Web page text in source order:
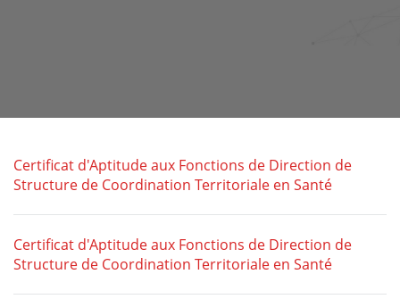
Certificat d'Aptitude aux Fonctions de Direction de
Structure de Coordination Territoriale en Santé
Certificat d'Aptitude aux Fonctions de Direction de
Structure de Coordination Territoriale en Santé